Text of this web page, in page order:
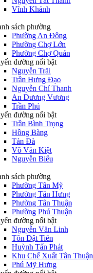
Vĩnh Khánh
sách phường
Phường An Đông
Phường Chợ Lớn
Phường Chợ Quán
đường nổi bật
Nguyễn Trãi
Trần Hưng Đạo
Nguyễn Chí Thanh
An Dương Vương
Trần Phú
đường nổi bật
Trần Bình Trọng
Hồng Bàng
Tản Đà
Võ Văn Kiệt
Nguyễn Biểu
sách phường
Phường Tân Mỹ
Phường Tân Hưng
Phường Tân Thuận
Phường Phú Thuận
đường nổi bật
Nguyễn Văn Linh
Tôn Dật Tiên
Huỳnh Tấn Phát
Khu Chế Xuất Tân Thuận
Phú Mỹ Hưng